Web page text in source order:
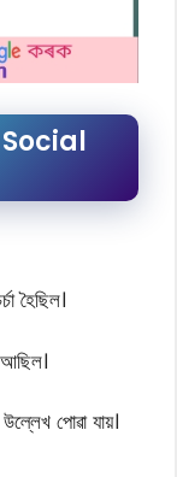
Social
হৈছিল।
পোৱা যায়।